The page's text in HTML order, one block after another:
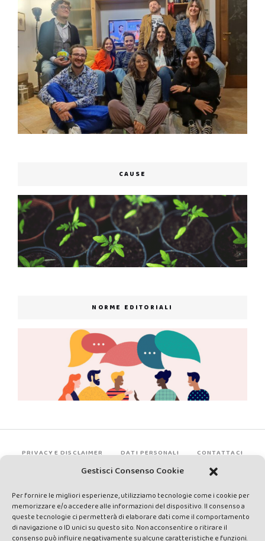
Gestisci Consenso Cookie
Per fornire le migliori esperienze, utilizziamo tecnologie come i cookie per
memorizzare e/o accedere alle informazioni del dispositivo. Il consenso a
queste tecnologie ci permetterà di elaborare dati come il comportamento
di navigazione o ID unici su questo sito. Non acconsentire o ritirare il
consenso può influire negativamente su alcune caratteristiche e funzioni.
CAUSE
NORME EDITORIALI
PRIVACY E DISCLAIMER DATI PERSONALI CONTATTACI